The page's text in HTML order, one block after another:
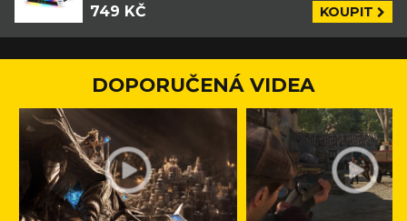
749 KČ KOUPIT
DOPORUČENÁ VIDEA